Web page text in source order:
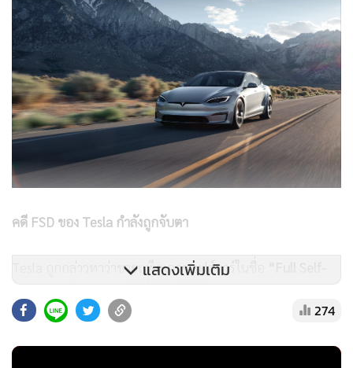
คดี FSD ของ Tesla กำลังถูกจับตา
Tesla ถูกกล่าวหาว่าขายแพ็กเกจซอฟต์แวร์ในชื่อ
Driving”หรือ “ระบบขับขี่อัตโนมัติเต็มรูปแบบ” มานานหลายปี
พร้อมสื่อสารว่าระบบใกล้พร้อมใช้งานแล้ว แต่จนถึงปัจจุบัน
หลายคนคาดหวังไว้
แสดงเพิ่มเติม
274